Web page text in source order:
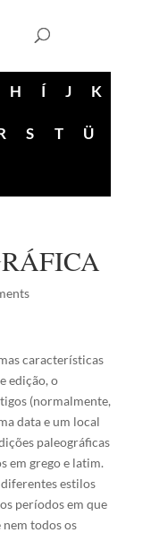
H Í J K
S T Ü
características
edição, o
(normalmente,
data e um local
paleográficas
em grego e latim.
estilos
períodos em que
todos os